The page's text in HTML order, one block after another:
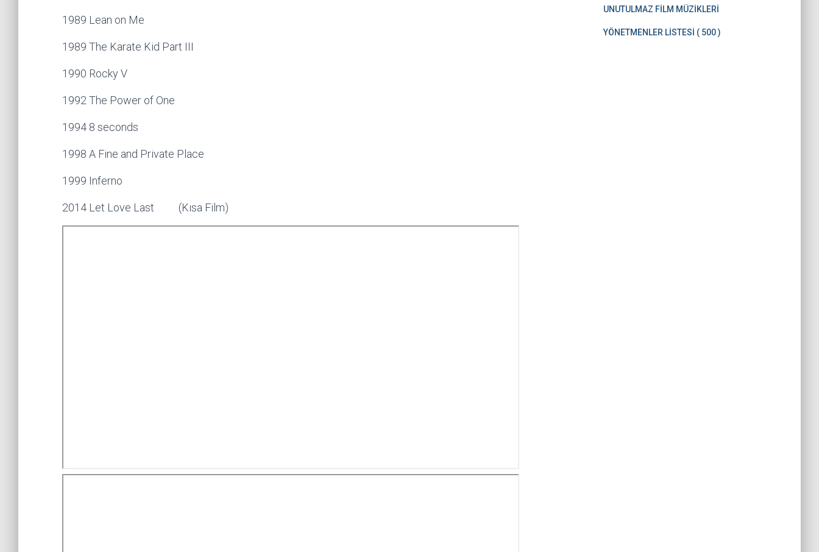
1989 Lean on Me
1989 The Karate Kid Part III
1990 Rocky V
1992 The Power of One
1994 8 seconds
1998 A Fine and Private Place
1999 Inferno
2014 Let Love Last (Kısa Film)
UNUTULMAZ FİLM MÜZİKLERİ
YÖNETMENLER LİSTESİ ( 500 )